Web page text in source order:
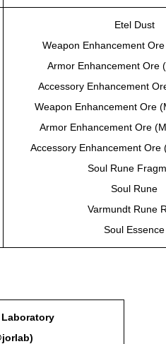
Etel Dust
Weapon Enhancement
Armor Enhancement Ore
Accessory Enhancement
Weapon Enhancement Ore
Armor Enhancement Ore
Accessory Enhancement Ore
Soul Rune
Soul Rune
Varmundt Rune
Soul Essence
Laboratory